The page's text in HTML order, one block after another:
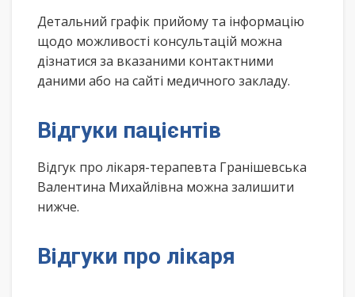
Детальний графік прийому та інформацію
щодо можливості консультацій можна
дізнатися за вказаними контактними
даними або на сайті медичного закладу.
Відгуки пацієнтів
Відгук про лікаря-терапевта Гранішевська
Валентина Михайлівна можна залишити
нижче.
Відгуки про лікаря